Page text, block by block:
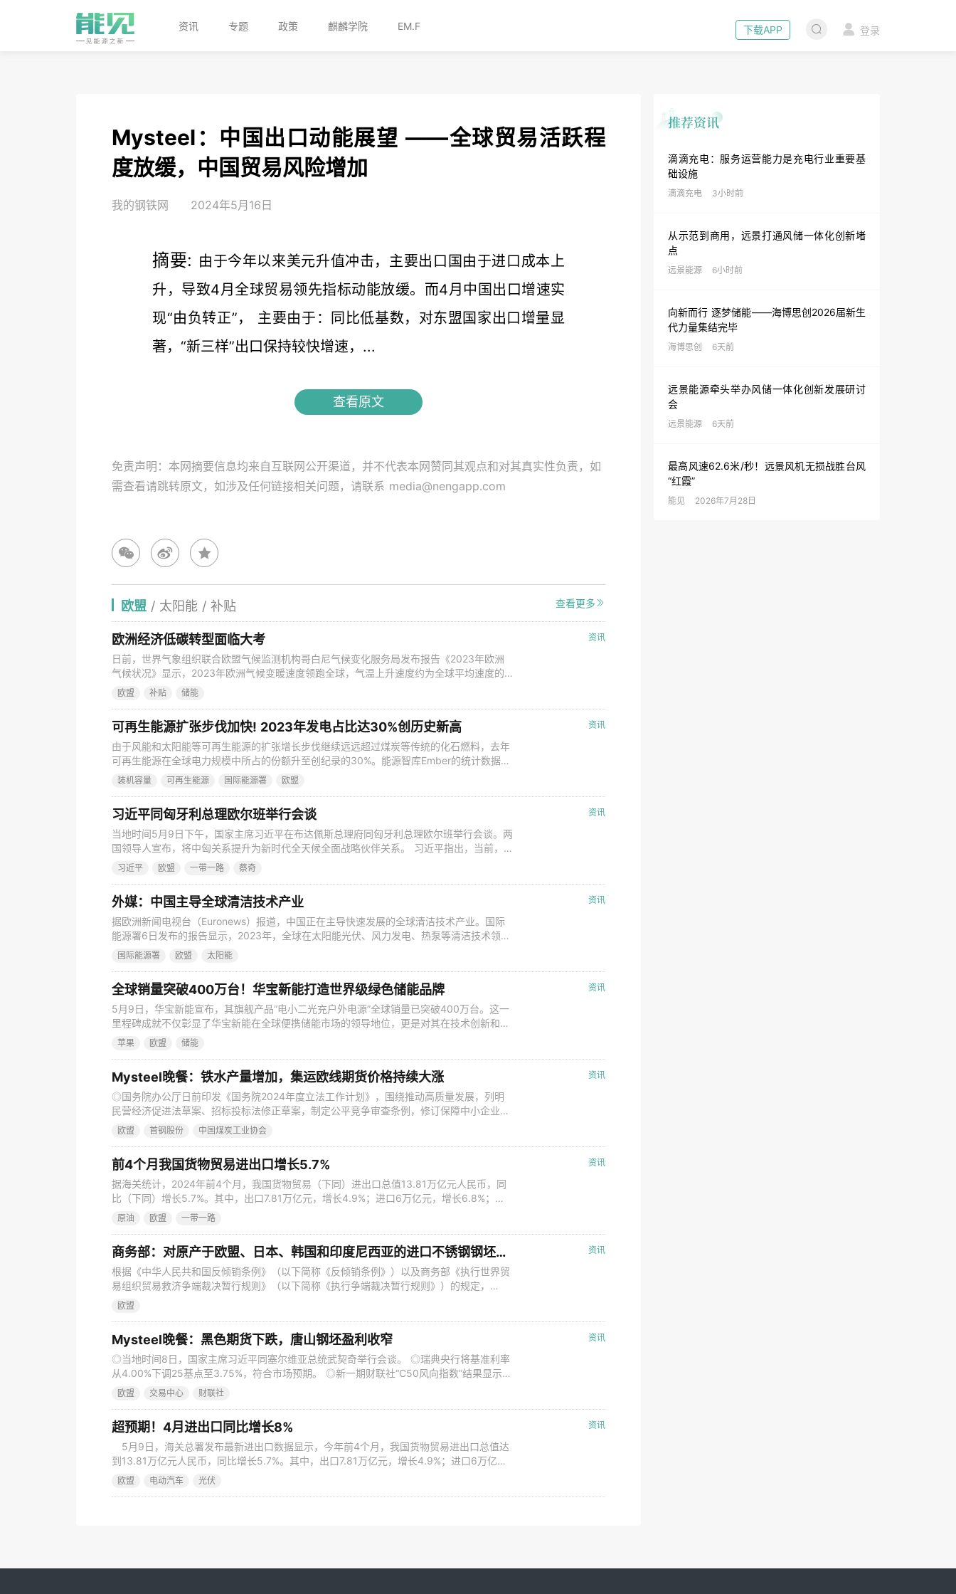
下载APP 登录
资讯 专题 政策 麒麟学院 EM.F
滴滴充电：服务运营能力是充电行业重要基
础设施
滴滴充电 3小时前
从示范到商用，远景打通风储一体化创新堵
点
远景能源 6小时前
向新而行 逐梦储能——海博思创2026届新生
代力量集结完毕
海博思创 6天前
远景能源牵头举办风储一体化创新发展研讨
会
远景能源 6天前
最高风速62.6米/秒！远景风机无损战胜台风
“红霞”
能见 2026年7月28日
Mysteel：中国出口动能展望 ——全球贸易活跃程
度放缓，中国贸易风险增加
我的钢铁网 2024年5月16日
摘要: 由于今年以来美元升值冲击，主要出口国由于进口成本上
升，导致4月全球贸易领先指标动能放缓。而4月中国出口增速实
现“由负转正”， 主要由于：同比低基数，对东盟国家出口增量显
著，“新三样”出口保持较快增速，...
查看原文
免责声明：本网摘要信息均来自互联网公开渠道，并不代表本网赞同其观点和对其真实性负责，如
需查看请跳转原文，如涉及任何链接相关问题，请联系 media@nengapp.com
欧盟 / 太阳能 / 补贴 查看更多
资讯
欧洲经济低碳转型面临大考
日前，世界气象组织联合欧盟气候监测机构哥白尼气候变化服务局发布报告《2023年欧洲
气候状况》显示，2023年欧洲气候变暖速度领跑全球，气温上升速度约为全球平均速度的
两倍。欧洲长期以来在应对全球变暖中扮演领跑者角色，为推动实现《巴黎协定》1.5摄氏
欧盟 补贴 储能
资讯
可再生能源扩张步伐加快! 2023年发电占比达30%创历史新高
由于风能和太阳能等可再生能源的扩张增长步伐继续远远超过煤炭等传统的化石燃料，去年
可再生能源在全球电力规模中所占的份额升至创纪录的30%。能源智库Ember的统计数据显
示，这一趋势预计在今年将继续加速进行。该组织预计，清洁型能源的增长速度将远远超过
装机容量 可再生能源 国际能源署 欧盟
资讯
习近平同匈牙利总理欧尔班举行会谈
当地时间5月9日下午，国家主席习近平在布达佩斯总理府同匈牙利总理欧尔班举行会谈。两
国领导人宣布，将中匈关系提升为新时代全天候全面战略伙伴关系。 习近平指出，当前，
中匈关系正处于历史最好时期。中匈全面战略伙伴关系保持高水平发展，两国政治互信不断
加深，各领域合作取得丰硕成果，树立了构建新型国际关系的典范。今年是中匈建交75周
习近平 欧盟 一带一路 蔡奇
资讯
外媒：中国主导全球清洁技术产业
据欧洲新闻电视台（Euronews）报道，中国正在主导快速发展的全球清洁技术产业。国际
能源署6日发布的报告显示，2023年，全球在太阳能光伏、风力发电、热泵等清洁技术领域
的投资飙升了70%，而中国的投资占3/4。 报告称，中国拥有全球80%以上的太
国际能源署 欧盟 太阳能
资讯
全球销量突破400万台！华宝新能打造世界级绿色储能品牌
5月9日，华宝新能宣布，其旗舰产品“电小二光充户外电源”全球销量已突破400万台。这一
里程碑成就不仅彰显了华宝新能在全球便携储能市场的领导地位，更是对其在技术创新和客
户服务方面卓越表现的肯定。 图片来源：华宝新能 5月9日，华宝新能（301327）宣布，
苹果 欧盟 储能
资讯
Mysteel晚餐：铁水产量增加，集运欧线期货价格持续大涨
◎国务院办公厅日前印发《国务院2024年度立法工作计划》，围绕推动高质量发展，列明
民营经济促进法草案、招标投标法修正草案，制定公平竞争审查条例，修订保障中小企业款
项支付条例等。 ◎英国终于走出衰退泥沼，一季度GDP环比涨0.6%，创两年半最佳表现。
欧盟 首钢股份 中国煤炭工业协会
资讯
前4个月我国货物贸易进出口增长5.7%
据海关统计，2024年前4个月，我国货物贸易（下同）进出口总值13.81万亿元人民币，同
比（下同）增长5.7%。其中，出口7.81万亿元，增长4.9%；进口6万亿元，增长6.8%；贸
易顺差1.81万亿元，收窄0.7%。按美元计价，前4个月，我国进出口总值1.94万亿美元，增
长2.2%。其中，出口1.1万亿美元，增长1.5%；进口8439.1亿美元，增长3.2%；贸易顺差
原油 欧盟 一带一路
资讯
商务部：对原产于欧盟、日本、韩国和印度尼西亚的进口不锈钢钢坯和不锈钢热轧板/卷继续实施反倾销措施
根据《中华人民共和国反倾销条例》（以下简称《反倾销条例》）以及商务部《执行世界贸
易组织贸易救济争端裁决暂行规则》（以下简称《执行争端裁决暂行规则》）的规定，
2023年11月9日，商务部（以下称调查机关）发布2023年第46号公告，决定通过再调查执
欧盟
资讯
Mysteel晚餐：黑色期货下跌，唐山钢坯盈利收窄
◎当地时间8日，国家主席习近平同塞尔维亚总统武契奇举行会谈。 ◎瑞典央行将基准利率
从4.00%下调25基点至3.75%，符合市场预期。 ◎新一期财联社“C50风向指数”结果显示，
市场机构对4月新增人民币贷款的预测中值为0.86万亿元，上年同期为0.72万亿元；另对4
欧盟 交易中心 财联社
资讯
超预期！4月进出口同比增长8%
5月9日，海关总署发布最新进出口数据显示，今年前4个月，我国货物贸易进出口总值达
到13.81万亿元人民币，同比增长5.7%。其中，出口7.81万亿元，增长4.9%；进口6万亿
元，增长6.8%。按美元计价，1至4月进出口总值达1.94万亿美元，增长2.2%。 具体到
欧盟 电动汽车 光伏